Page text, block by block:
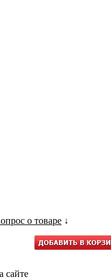
о товаре ↓
сайте